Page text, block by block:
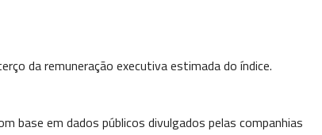
da remuneração executiva estimada do índice.
base em dados públicos divulgados pelas companhias